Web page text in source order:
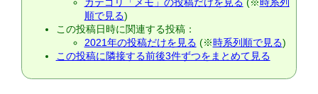
カテゴリ「メモ」の投稿だけを見る (※時系列
順で見る)
この投稿日時に関連する投稿：
2021年の投稿だけを見る (※時系列順で見る)
この投稿に隣接する前後3件ずつをまとめて見る